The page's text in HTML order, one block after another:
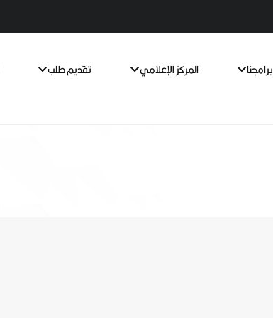
برامجنا المركز الإعلامي تقديم طلب